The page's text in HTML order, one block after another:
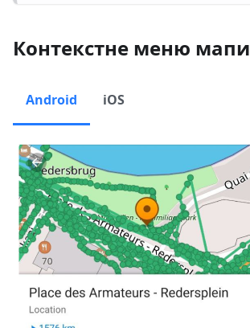
Контекстне меню мапи
Android iOS